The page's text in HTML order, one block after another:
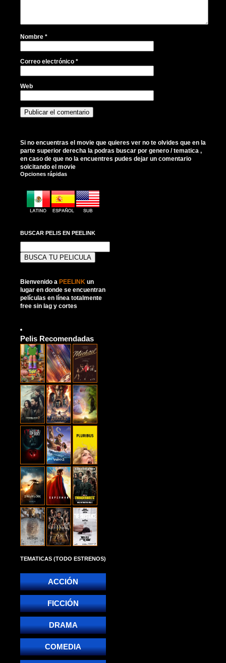
Nombre *
Correo electrónico *
Web
Si no encuentras el movie que quieres ver no te olvides que en la
parte superior derecha la podras buscar por genero / tematica ,
en caso de que no la encuentres pudes dejar un comentario
solcitando el movie
Opciones rápidas
BUSCAR PELIS EN PEELINK
Bienvenido a PEELINK un
lugar en donde se encuentran
películas en línea totalmente
free sin lag y cortes
Pelis Recomendadas
TEMATICAS (TODO ESTRENOS)
ACCIÓN
FICCIÓN
DRAMA
COMEDIA